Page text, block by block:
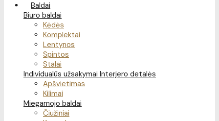
Baldai
Biuro baldai
Kėdės
Komplektai
Lentynos
Spintos
Stalai
Individualūs užsakymai Interjero detalės
Apšvietimas
Kilimai
Miegamojo baldai
Čiužiniai